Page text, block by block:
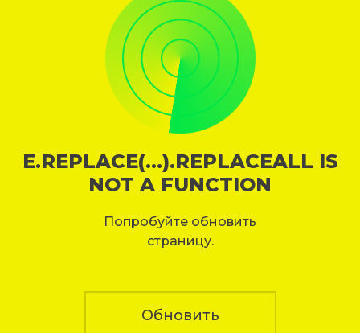
E.REPLACE(...).REPLACEALL IS
NOT A FUNCTION
Попробуйте обновить
страницу.
Обновить